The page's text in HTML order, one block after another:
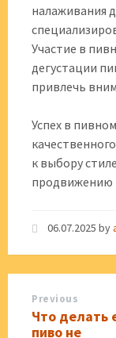
налаживания
Участие в
дегустации
привлечь
Успех в
к выбору
продвижению
06.07.2025 by
Previous
Что делать
пиво не